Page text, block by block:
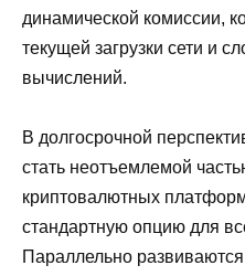
динамической комиссии,
текущей загрузки сети и
вычислений.
В долгосрочной
стать неотъемлемой
криптовалютных
стандартную опцию для
Параллельно